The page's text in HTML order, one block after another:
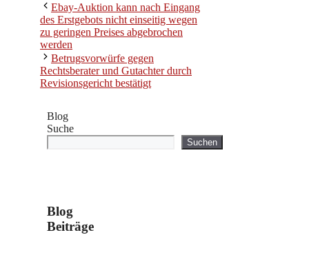
Ebay-Auktion kann nach Eingang
des Erstgebots nicht einseitig wegen
zu geringen Preises abgebrochen
werden
Betrugsvorwürfe gegen
Rechtsberater und Gutachter durch
Revisionsgericht bestätigt
Blog
Suche
Suchen
Blog
Beiträge